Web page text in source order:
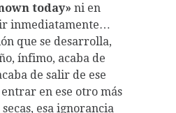
today» ni en
inmediatamente…
que se desarrolla,
ínfimo, acaba de
de salir de ese
en ese otro más
esa ignorancia